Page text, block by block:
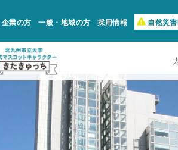
企業の方 一般・地域の方 採用情報 自然災